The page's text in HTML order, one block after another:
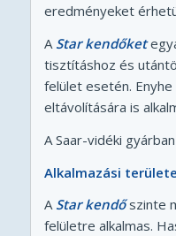
eredményeket
A Star kendőket
tisztításhoz és
felület esetén.
eltávolítására is
A Saar-vidéki
Alkalmazási
A Star kendőszinte
felületre alkalmas.